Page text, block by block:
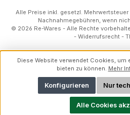
Alle Preise inkl. gesetzl. Mehrwertsteuer
Nachnahmegebühren, wenn
© 2026 Re-Wares - Alle Rechte
- Widerrufsrecht-
Diese Website verwendet Cookies, um
bieten zu können. Mehr
Nur
Konfigurieren
Alle Cookies